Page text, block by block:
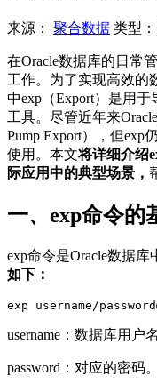
来源： 聚合数据 类型：
在Oracle数据库的日常
工作。为了实现高效的
中exp（Export）是用
工具。尽管近年来
Pump Export），但exp
使用。本文将详细介绍
际应用中的典型场景，
一、exp命令的
exp命令是Oracle数据
如下：
exp username/
username：数据库用户名
password：对应的密码。